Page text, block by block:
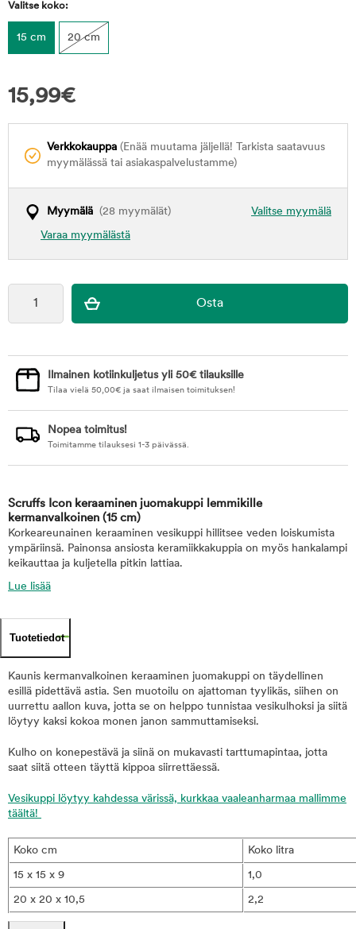
Valitse koko:
15 cm 20 cm
15,99€
Verkkokauppa (Enää muutama jäljellä! Tarkista saatavuus
myymälässä tai asiakaspalvelustamme)
Valitse myymälä
Myymälä (28 myymälät)
Varaa myymälästä
Ilmainen kotiinkuljetus yli 50€ tilauksille
Tilaa vielä 50,00€ ja saat ilmaisen toimituksen!
Nopea toimitus!
Toimitamme tilauksesi 1-3 päivässä.
Scruffs Icon keraaminen juomakuppi lemmikille
kermanvalkoinen (15 cm)
Korkeareunainen keraaminen vesikuppi hillitsee veden loiskumista
ympäriinsä. Painonsa ansiosta keramiikkakuppia on myös hankalampi
keikauttaa ja kuljetella pitkin lattiaa.
Lue lisää
Tuotetiedot
Kaunis kermanvalkoinen keraaminen juomakuppi on täydellinen
esillä pidettävä astia. Sen muotoilu on ajattoman tyylikäs, siihen on
uurrettu aallon kuva, jotta se on helppo tunnistaa vesikulhoksi ja siitä
löytyy kaksi kokoa monen janon sammuttamiseksi.
Kulho on konepestävä ja siinä on mukavasti tarttumapintaa, jotta
saat siitä otteen täyttä kippoa siirrettäessä.
Vesikuppi löytyy kahdessa värissä, kurkkaa vaaleanharmaa mallimme
täältä!
Koko cm Koko litra
15 x 15 x 9 1,0
20 x 20 x 10,5 2,2